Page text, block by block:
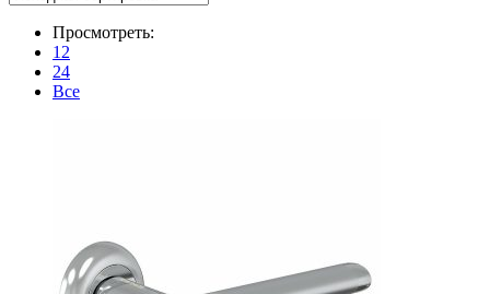
Просмотреть:
12
24
Все